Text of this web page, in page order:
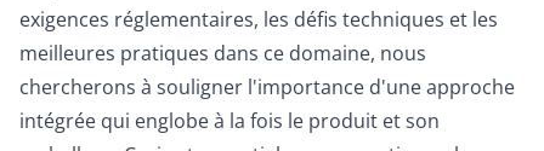
exigences réglementaires, les défis techniques et les
meilleures pratiques dans ce domaine, nous
chercherons à souligner l'importance d'une approche
intégrée qui englobe à la fois le produit et son